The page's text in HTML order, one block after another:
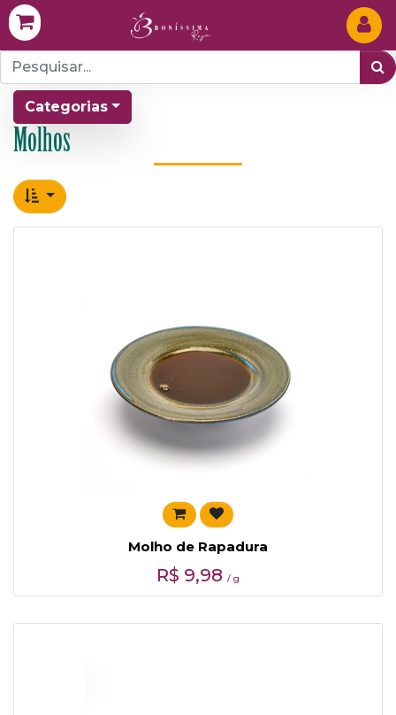
Categorias
Molhos
Molho de Rapadura
R$ 9,98 / g